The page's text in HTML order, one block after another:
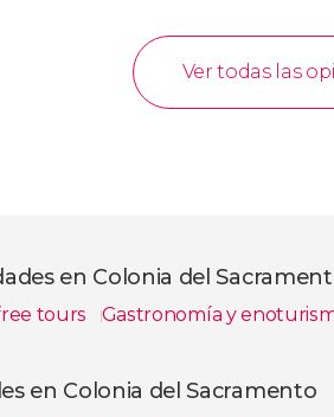
Ver todas las
en Colonia del
tours Gastronomía y
en Colonia del Sacramento